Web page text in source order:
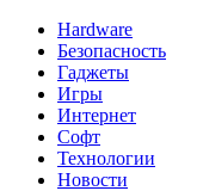
Hardware
Безопасность
Гаджеты
Игры
Интернет
Софт
Технологии
Новости